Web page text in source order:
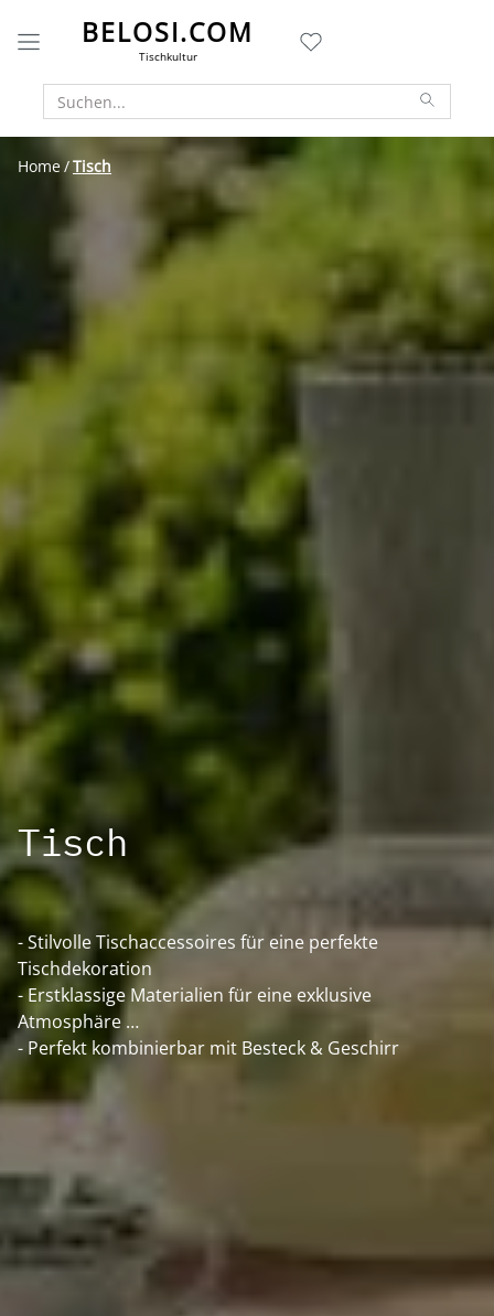
BELOSI.COM
Tischkultur
Home Tisch
Tisch
- Stilvolle Tischaccessoires für eine perfekte
Tischdekoration
- Erstklassige Materialien für eine exklusive
Atmosphäre
- Perfekt kombinierbar mit Besteck & Geschirr